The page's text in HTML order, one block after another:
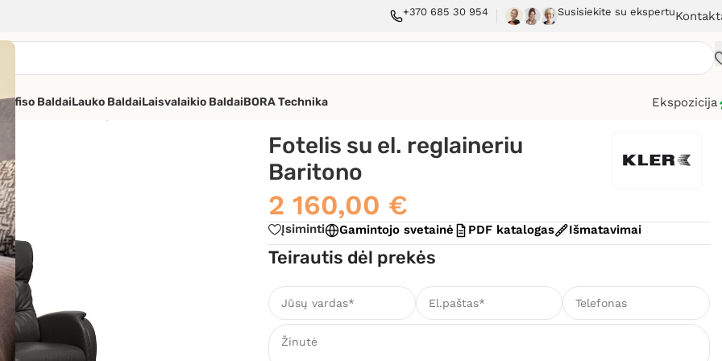
+370 685 30 954 Susisiekite su ekspertu
Ofiso BaldaiLauko BaldaiLaisvalaikio BaldaiBORA Technika
Ekspozicija
Fotelis su el. reglaineriu
Baritono
2 160,00 €
Įsiminti Gamintojo svetainė PDF katalogas Išmatavimai
Teirautis dėl prekės